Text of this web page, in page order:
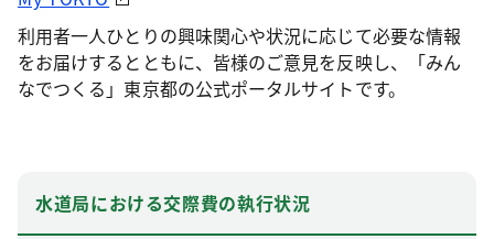
利用者一人ひとりの興味関心や状況に応じて必要な情報
をお届けするとともに、皆様のご意見を反映し、「みん
なでつくる」東京都の公式ポータルサイトです。
水道局における交際費の執行状況